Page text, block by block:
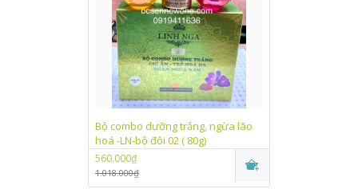
Bộ combo dưỡng trắng, ngừa lão
hoá -LN-bộ đôi 02 ( 80g)
560.000₫
1.018.000₫